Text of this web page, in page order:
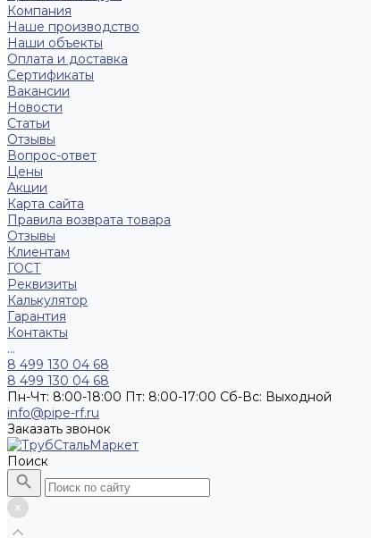
Компания
Наше производство
Наши объекты
Оплата и доставка
Сертификаты
Вакансии
Новости
Статьи
Отзывы
Вопрос-ответ
Цены
Акции
Карта сайта
Правила возврата товара
Отзывы
Клиентам
ГОСТ
Реквизиты
Калькулятор
Гарантия
Контакты
...
8 499 130 04 68
8 499 130 04 68
Пн-Чт: 8:00-18:00 Пт: 8:00-17:00 Сб-Вс: Выходной
info@pipe-rf.ru
Заказать звонок
Поиск